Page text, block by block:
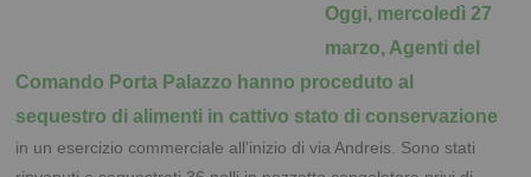
Oggi, mercoledì 27
marzo, Agenti del
Comando Porta Palazzo hanno proceduto al
sequestro di alimenti in cattivo stato di conservazione
in un esercizio commerciale all’inizio di via Andreis. Sono stati